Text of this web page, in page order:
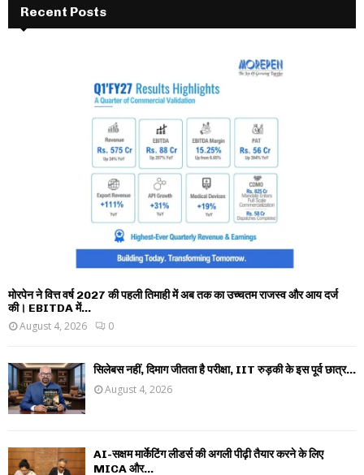
Recent Posts
मोरपेन ने वित्त वर्ष 2027 की पहली तिमाही में अब तक का उच्चतम राजस्व और आय दर्ज
की। EBITDA में...
August 4, 2026
0
सिलेबस नहीं, दिमाग जीतता है परीक्षा, IIT रुड़की के इस पूर्व छात्र...
August 4, 2026
AI-सक्षम मार्केटिंग लीडर्स की अगली पीढ़ी तैयार करने के लिए
MICA और...